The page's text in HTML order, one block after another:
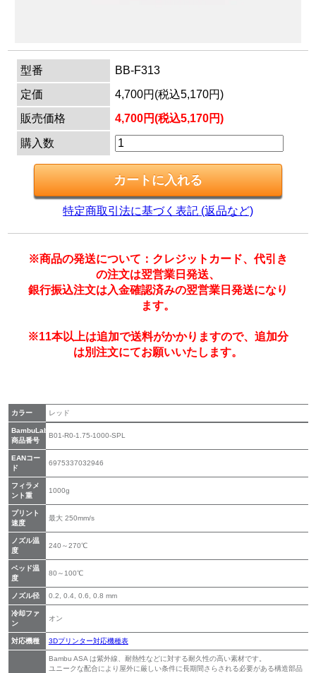
型番
BB-F313
定価
4,700円(税込5,170円)
販売価格
4,700円(税込5,170円)
購入数
特定商取引法に基づく表記 (返品など)
※商品の発送について：クレジットカード、代引き
の注文は翌営業日発送、
銀行振込注文は入金確認済みの翌営業日発送になり
ます。
※11本以上は追加で送料がかかりますので、追加分
は別注文にてお願いいたします。
カラー レッド
BambuLab
商品番号
B01-R0-1.75-1000-SPL
EANコー
ド
6975337032946
フィラメ
ント重
1000g
プリント
速度
最大 250mm/s
ノズル温
度
240～270℃
ベッド温
度
80～100℃
ノズル径 0.2, 0.4, 0.6, 0.8 mm
冷却ファ
ン
オン
対応機種 3Dプリンター対応機種表
Bambu ASA は紫外線、耐熱性などに対する耐久性の高い素材です。
ユニークな配合により屋外に厳しい条件に長期間さらされる必要がある構造部品